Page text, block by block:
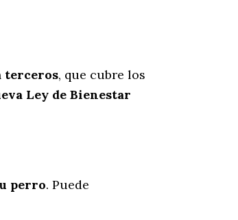
terceros, que cubre los
Ley de Bienestar
perro. Puede